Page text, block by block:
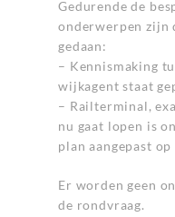
Gedurende de
onderwerpen zijn
gedaan:
– Kennismaking
wijkagent staat
– Railterminal,
nu gaat lopen is
plan aangepast
Er worden geen
de rondvraag.